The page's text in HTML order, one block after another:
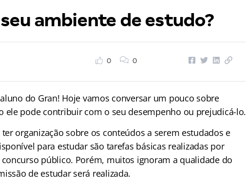
ambiente de estudo?
0 0
do Gran! Hoje vamos conversar um pouco sobre
ele pode contribuir com o seu desempenho ou prejudicá-lo.
organização sobre os conteúdos a serem estudados e
para estudar são tarefas básicas realizadas por
público. Porém, muitos ignoram a qualidade do
de estudar será realizada.